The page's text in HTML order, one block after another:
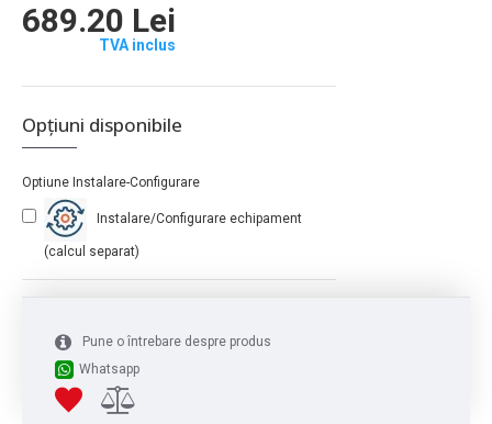
689.20 Lei
TVA inclus
Opțiuni disponibile
Optiune Instalare-Configurare
Instalare/Configurare echipament
(calcul separat)
Pune o întrebare despre produs
Whatsapp